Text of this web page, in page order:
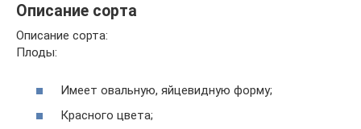
Описание сорта
Описание сорта:
Плоды:
Имеет овальную, яйцевидную форму;
Красного цвета;